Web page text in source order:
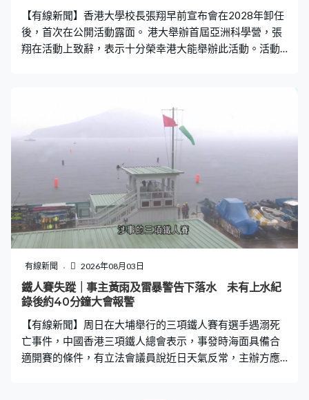
多項服務保障措施，包括提供24小
【有線新聞】香港大學校長張翔早前宣布會在2028年卸任
後，首次在公開活動露面。 港大舉辦首屆亞洲科學營，張
翔在活動上致辭，表示十分榮幸港大能舉辦此活動。活動
又相信對方會以合適方式帶領港大發展。港大副校長（教
學）施啟正：「我是一個科學家，不會占卜也沒有水晶
球，我想我們要等待誰是新候選人，而他或她有沒有能力
去領導港大達到他想要的路向，但很明顯世界的整體趨勢
是，香港會繼續成為西方和東方的重要橋樑，也會聯繫南
北，繼續成為新科技的燈塔。」
有線新聞 2026年08月03日
鐵人賽失蹤｜事主黃雨及雷暴警告下落水 未有上水紀
錄後約40分鐘大會報警
【有線新聞】周日在大埔舉行的三項鐵人賽有選手遇溺死
亡事件，中國香港三項鐵人總會表示，事發時海面具備合
適開賽的條件，有立法會議員說近日天氣反常，主辦方應